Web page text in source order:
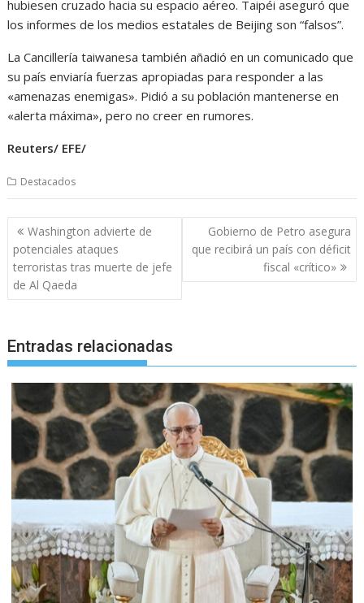
hubiesen cruzado hacia su espacio aéreo. Taipéi aseguró que
los informes de los medios estatales de Beijing son “falsos”.
La Cancillería taiwanesa también añadió en un comunicado que
su país enviaría fuerzas apropiadas para responder a las
«amenazas enemigas». Pidió a su población mantenerse en
«alerta máxima», pero no creer en rumores.
Reuters/ EFE/
Destacados
Navegación
de
entradas
Washington advierte de
potenciales ataques
terroristas tras muerte de jefe
de Al Qaeda
Gobierno de Petro asegura
que recibirá un país con déficit
fiscal «crítico»
Entradas relacionadas